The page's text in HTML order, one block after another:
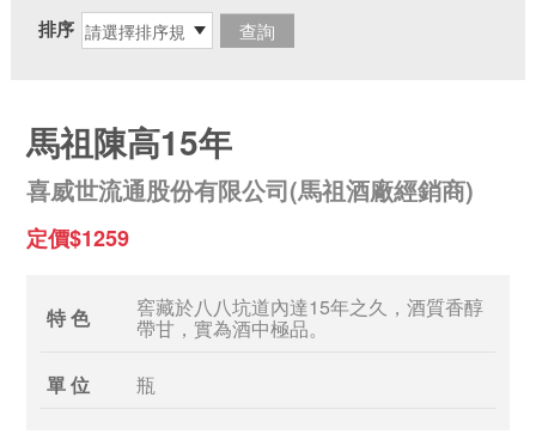
排序
馬祖陳高15年
喜威世流通股份有限公司(馬祖酒廠經銷商)
定價$1259
特 色 窖藏於八八坑道內達15年之久，酒質香醇
帶甘，實為酒中極品。
單 位 瓶